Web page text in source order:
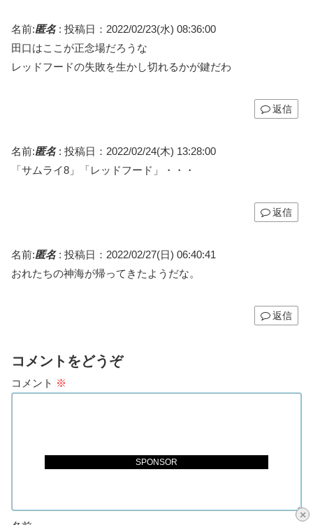
×
SPONSOR
名前:匿名: 投稿日：2022/02/23(水) 08:36:00
田口はここが正念場だろうな
レッドフードの失敗を生かし切れるかが鍵だわ
返信
名前:匿名: 投稿日：2022/02/24(木) 13:28:00
「サムライ8」「レッドフード」・・・
返信
名前:匿名: 投稿日：2022/02/27(日) 06:40:41
おれたちの神海が帰ってきたようだな。
返信
コメントをどうぞ
コメント ※